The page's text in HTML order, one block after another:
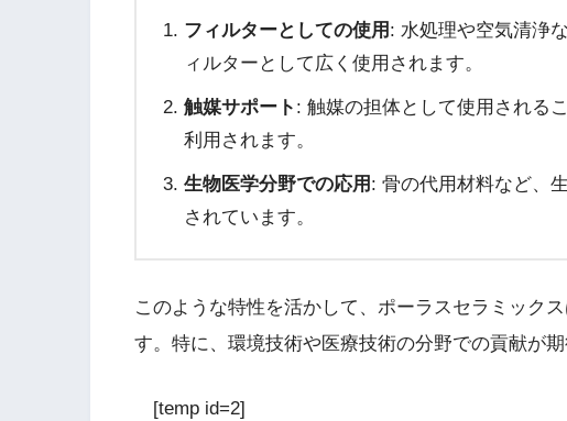
フィルターとしての使用 : 水処理や空気清浄
ィルターとして広く使用されます。
触媒サポート : 触媒の担体として使用される
利用されます。
生物医学分野での応用 : 骨の代用材料など、
されています。
このような特性を活かして、ポーラスセラミック
す。特に、環境技術や医療技術の分野での貢献が期
[temp id=2]